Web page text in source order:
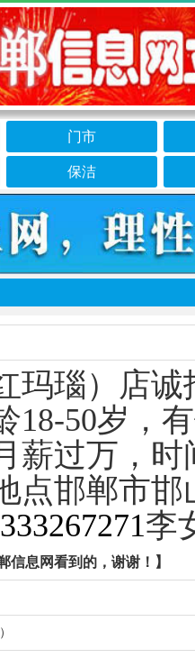
门市
保洁
玛瑙）店
18-50岁，
薪过万，
点邯郸市
李
信息网看到的，谢谢！】